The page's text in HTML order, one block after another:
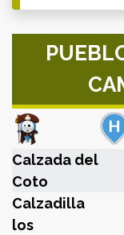
Calzada del
Coto
Calzadilla
los